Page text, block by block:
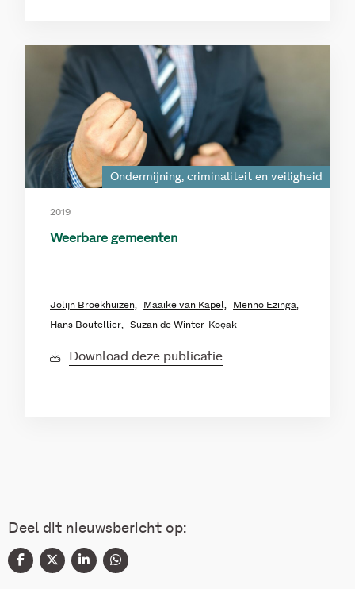
Ondermijning, criminaliteit en veiligheid
2019
Weerbare gemeenten
Jolijn Broekhuizen, Maaike van Kapel, Menno Ezinga,
Hans Boutellier, Suzan de Winter-Koçak
Download deze publicatie
Deel dit nieuwsbericht op: